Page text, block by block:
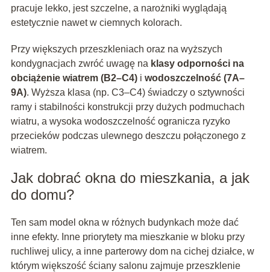
pracuje lekko, jest szczelne, a narożniki wyglądają
estetycznie nawet w ciemnych kolorach.
Przy większych przeszkleniach oraz na wyższych
kondygnacjach zwróć uwagę na klasy odporności na
obciążenie wiatrem (B2–C4)i wodoszczelność (7A–
9A). Wyższa klasa (np. C3–C4) świadczy o sztywności
ramy i stabilności konstrukcji przy dużych podmuchach
wiatru, a wysoka wodoszczelność ogranicza ryzyko
przecieków podczas ulewnego deszczu połączonego z
wiatrem.
Jak dobrać okna do mieszkania, a jak
do domu?
Ten sam model okna w różnych budynkach może dać
inne efekty. Inne priorytety ma mieszkanie w bloku przy
ruchliwej ulicy, a inne parterowy dom na cichej działce, w
którym większość ściany salonu zajmuje przeszklenie